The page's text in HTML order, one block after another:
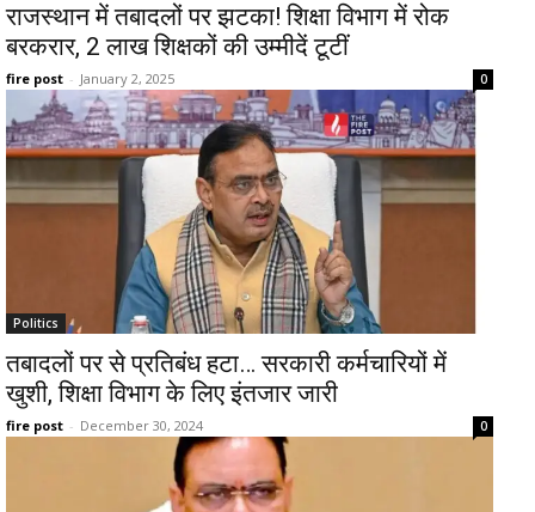
राजस्थान में तबादलों पर झटका! शिक्षा विभाग में रोक
बरकरार, 2 लाख शिक्षकों की उम्मीदें टूटीं
fire post - January 2, 2025 0
Politics
तबादलों पर से प्रतिबंध हटा… सरकारी कर्मचारियों में
खुशी, शिक्षा विभाग के लिए इंतजार जारी
fire post - December 30, 2024 0